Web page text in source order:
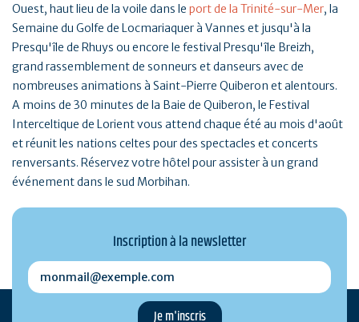
Ouest, haut lieu de la voile dans le port de la Trinité-sur-Mer, la
Semaine du Golfe de Locmariaquer à Vannes et jusqu'à la
Presqu'île de Rhuys ou encore le festival Presqu'île Breizh,
grand rassemblement de sonneurs et danseurs avec de
nombreuses animations à Saint-Pierre Quiberon et alentours.
A moins de 30 minutes de la Baie de Quiberon, le Festival
Interceltique de Lorient vous attend chaque été au mois d'août
et réunit les nations celtes pour des spectacles et concerts
renversants. Réservez votre hôtel pour assister à un grand
événement dans le sud Morbihan.
Inscription à la newsletter
monmail@exemple.com